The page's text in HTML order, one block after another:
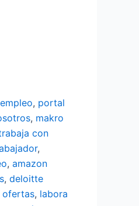
, portal
, makro
con
,
, amazon
, deloitte
ofertas, labora